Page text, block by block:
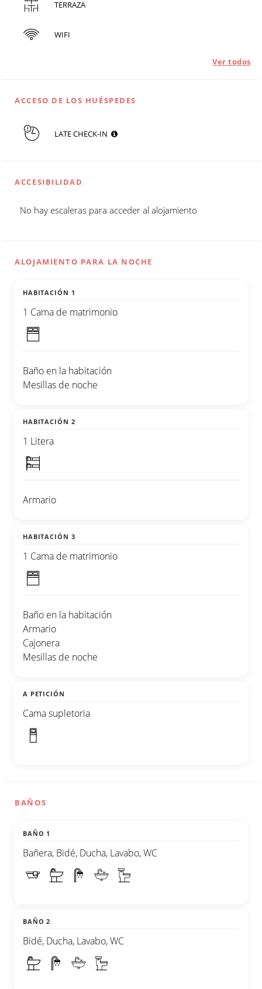
TERRAZA
WIFI
Ver todos
ACCESO DE LOS HUÉSPEDES
LATE CHECK-IN
ACCESIBILIDAD
No hay escaleras para acceder al alojamiento
ALOJAMIENTO PARA LA NOCHE
HABITACIÓN 1
1 Cama de matrimonio
Baño en la habitación
Mesillas de noche
HABITACIÓN 2
1 Litera
Armario
HABITACIÓN 3
1 Cama de matrimonio
Baño en la habitación
Armario
Cajonera
Mesillas de noche
A PETICIÓN
Cama supletoria
BAÑOS
BAÑO 1
Bañera, Bidé, Ducha, Lavabo, WC
BAÑO 2
Bidé, Ducha, Lavabo, WC